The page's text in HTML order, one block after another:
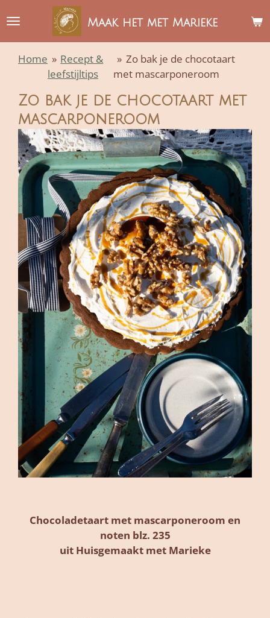
direct
naar
hoofdinhoud
Maak het met Marieke
Home » Recept &
leefstijltips
» Zo bak je de chocotaart
met mascarponeroom
Zo bak je de chocotaart met
mascarponeroom
Chocoladetaart met mascarponeroom en
noten blz. 235
uit Huisgemaakt met Marieke